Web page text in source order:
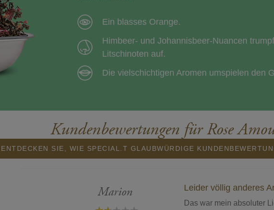
Ein blasses Orange.
Himbeer- und Johannisbeer-Nuancen
Litschinoten auf.
Die vielschichtigen Aromen umspielen den
Kundenbewertungen für Rose
ENTDECKEN SIE, WIE SPECIAL.T GLAUBWÜRDIGE
Marion Leider völlig anderes
Das war mein absoluter